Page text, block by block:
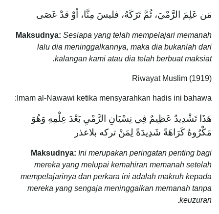
مَن عَلِمَ الرَّمْيَ، ثُمَّ تَرَكَهُ، فليسَ مِنَّا، أوْ قدْ عَصَى
Maksudnya: Sesiapa yang telah mempelajari memanah
lalu dia meninggalkannya, maka dia bukanlah dari
kalangan kami atau dia telah berbuat maksiat.
Riwayat Muslim (1919)
Imam al-Nawawi ketika mensyarahkan hadis ini bahawa:
هَذَا تَشْدِيدٌ عَظِيمٌ فِي نِسْيَانِ الرَّمْيِ بَعْدَ عِلْمِهِ وَهُوَ
مَكْرُوهٌ كَرَاهَةً شَدِيدَةً لِمَنْ تركه بلاعذر
Maksudnya: Ini merupakan peringatan penting bagi
mereka yang melupai kemahiran memanah setelah
mempelajarinya dan perkara ini adalah makruh kepada
mereka yang sengaja meninggalkan memanah tanpa
keuzuran
.